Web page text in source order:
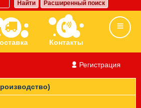
Найти Расширенный поиск
Контакты
Вакансии
Регистрация